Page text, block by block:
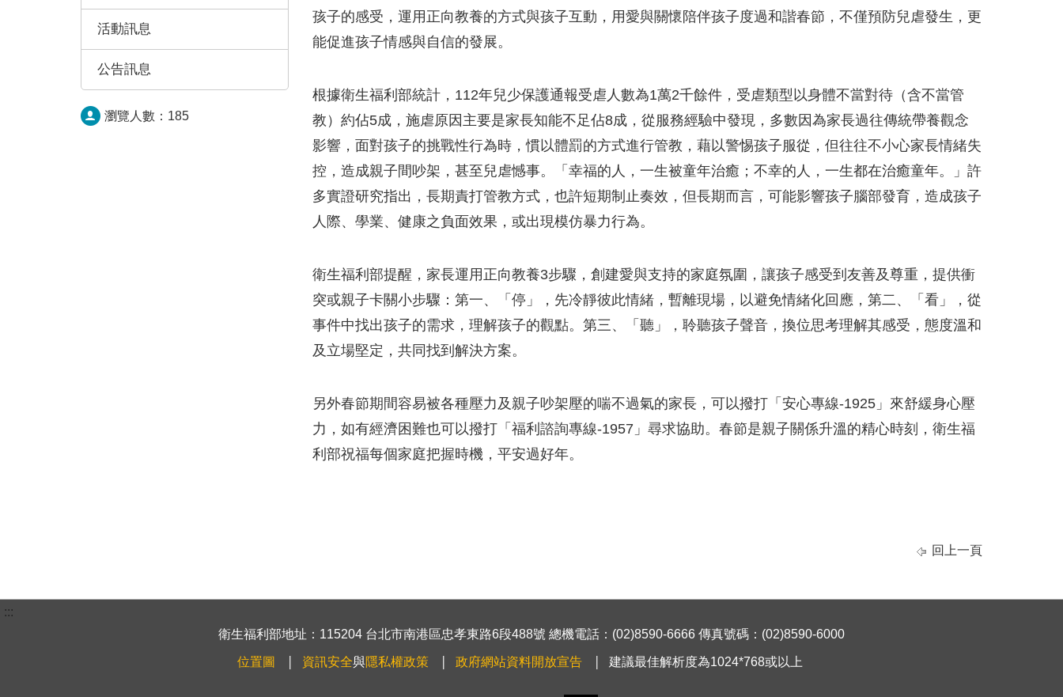
活動訊息
公告訊息
瀏覽人數： 185
孩子的感受，運用正向教養的方式與孩子互動，用愛與關懷陪伴孩子度過和諧春節，不僅預防兒虐發生，更
能促進孩子情感與自信的發展。
根據衛生福利部統計，112年兒少保護通報受虐人數為1萬2千餘件，受虐類型以身體不當對待（含不當管
教）約佔5成，施虐原因主要是家長知能不足佔8成，從服務經驗中發現，多數因為家長過往傳統帶養觀念
影響，面對孩子的挑戰性行為時，慣以體罰的方式進行管教，藉以警惕孩子服從，但往往不小心家長情緒失
控，造成親子間吵架，甚至兒虐憾事。「幸福的人，一生被童年治癒；不幸的人，一生都在治癒童年。」許
多實證研究指出，長期責打管教方式，也許短期制止奏效，但長期而言，可能影響孩子腦部發育，造成孩子
人際、學業、健康之負面效果，或出現模仿暴力行為。
衛生福利部提醒，家長運用正向教養3步驟，創建愛與支持的家庭氛圍，讓孩子感受到友善及尊重，提供衝
突或親子卡關小步驟：第一、「停」，先冷靜彼此情緒，暫離現場，以避免情緒化回應，第二、「看」，從
事件中找出孩子的需求，理解孩子的觀點。第三、「聽」，聆聽孩子聲音，換位思考理解其感受，態度溫和
及立場堅定，共同找到解決方案。
另外春節期間容易被各種壓力及親子吵架壓的喘不過氣的家長，可以撥打「安心專線-1925」來舒緩身心壓
力，如有經濟困難也可以撥打「福利諮詢專線-1957」尋求協助。春節是親子關係升溫的精心時刻，衛生福
利部祝福每個家庭把握時機，平安過好年。
回上一頁
:::
衛生福利部地址：115204 台北市南港區忠孝東路6段488號 總機電話：(02)8590-6666 傳真號碼：(02)8590-6000
位置圖 資訊安全與隱私權政策 政府網站資料開放宣告 建議最佳解析度為1024*768或以上